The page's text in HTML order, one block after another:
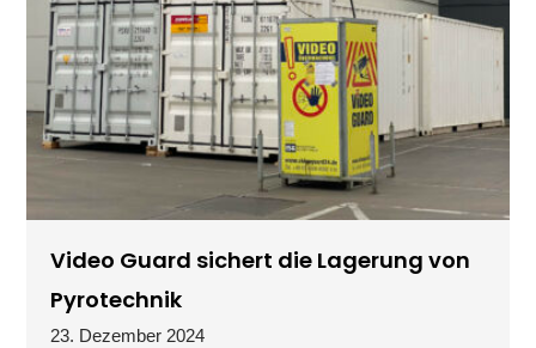
Video Guard sichert die Lagerung von
Pyrotechnik
23. Dezember 2024